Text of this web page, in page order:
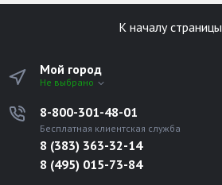
К началу страницы
Мой город
Не выбрано
8-800-301-48-01
Бесплатная клиентская служба
8 (383) 363-32-14
8 (495) 015-73-84